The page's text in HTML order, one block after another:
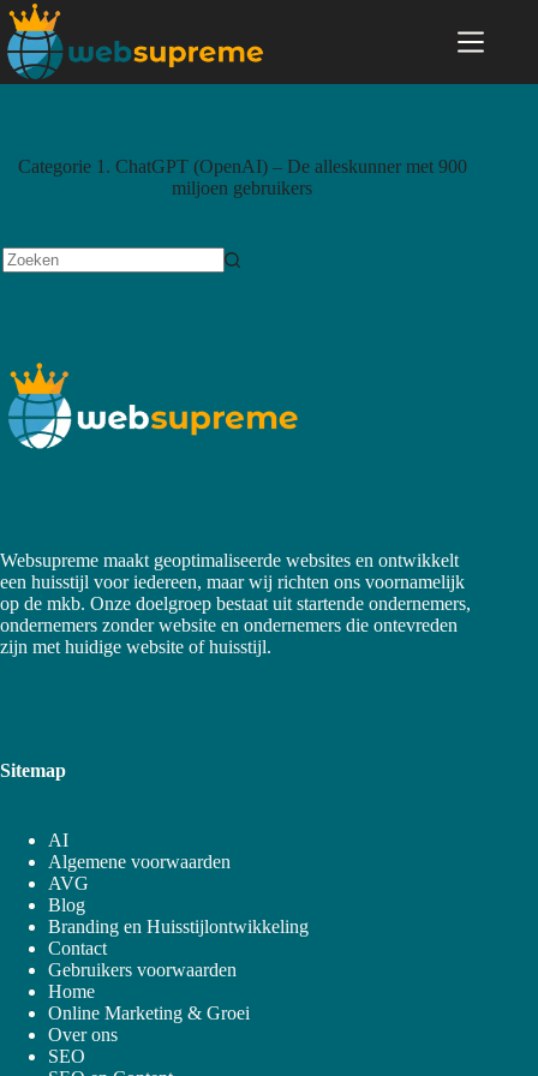
Categorie1. ChatGPT (OpenAI) – De alleskunner met 900
miljoen gebruikers
Websupreme maakt geoptimaliseerde websites en ontwikkelt
een huisstijl voor iedereen, maar wij richten ons voornamelijk
op de mkb. Onze doelgroep bestaat uit startende ondernemers,
ondernemers zonder website en ondernemers die ontevreden
zijn met huidige website of huisstijl.
Sitemap
AI
Algemene voorwaarden
AVG
Blog
Branding en Huisstijlontwikkeling
Contact
Gebruikers voorwaarden
Home
Online Marketing & Groei
Over ons
SEO